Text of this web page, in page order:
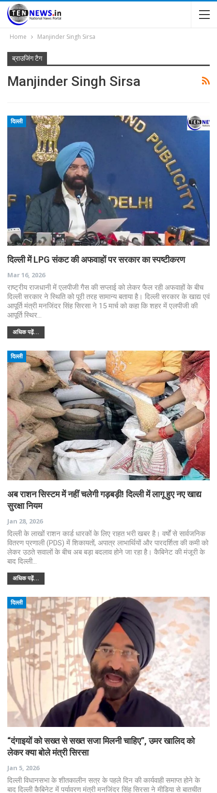
Home Manjinder Singh Sirsa
ब्राउजिंग टैग
Manjinder Singh Sirsa
दिल्ली
दिल्ली में LPG संकट की अफवाहों पर सरकार का स्पष्टीकरण
Mar 16, 2026
राष्ट्रीय राजधानी में एलपीजी गैस की सप्लाई को लेकर फैल रही अफवाहों के बीच
दिल्ली सरकार ने स्थिति को पूरी तरह सामान्य बताया है। दिल्ली सरकार के खाद्य एवं
आपूर्ति मंत्री मनजिंदर सिंह सिरसा ने 15 मार्च को कहा कि शहर में एलपीजी की
आपूर्ति स्थिर…
अधिक पढ़ें...
दिल्ली
अब राशन सिस्टम में नहीं चलेगी गड़बड़ी! दिल्ली में लागू हुए नए खाद्य
सुरक्षा नियम
Jan 28, 2026
दिल्ली के लाखों राशन कार्ड धारकों के लिए राहत भरी खबर है। वर्षों से सार्वजनिक
वितरण प्रणाली (PDS) में शिकायतों, अपात्र लाभार्थियों और पारदर्शिता की कमी को
लेकर उठते सवालों के बीच अब बड़ा बदलाव होने जा रहा है। कैबिनेट की मंजूरी के
बाद दिल्ली…
अधिक पढ़ें...
दिल्ली
“दंगाइयों को सख्त से सख्त सजा मिलनी चाहिए”, उमर खालिद को
लेकर क्या बोले मंत्री सिरसा
Jan 5, 2026
दिल्ली विधानसभा के शीतकालीन सत्र के पहले दिन की कार्यवाही समाप्त होने के
बाद दिल्ली कैबिनेट में पर्यावरण मंत्री मनजिंदर सिंह सिरसा ने मीडिया से बातचीत